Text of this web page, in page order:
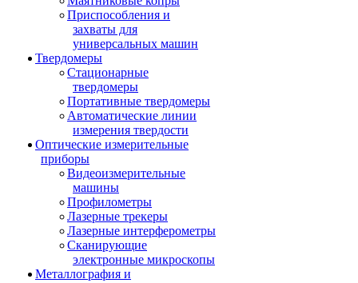
Приспособления и
захваты для
универсальных машин
Твердомеры
Стационарные
твердомеры
Портативные твердомеры
Автоматические линии
измерения твердости
Оптические измерительные
приборы
Видеоизмерительные
машины
Профилометры
Лазерные трекеры
Лазерные интерферометры
Сканирующие
электронные микроскопы
Металлография и